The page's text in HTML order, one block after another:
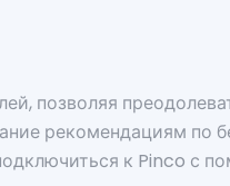
позволяя
рекомендациям по
к Pinco с